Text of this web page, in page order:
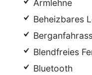
Armlehne
Beheizbares
Blendfreies
Bluetooth